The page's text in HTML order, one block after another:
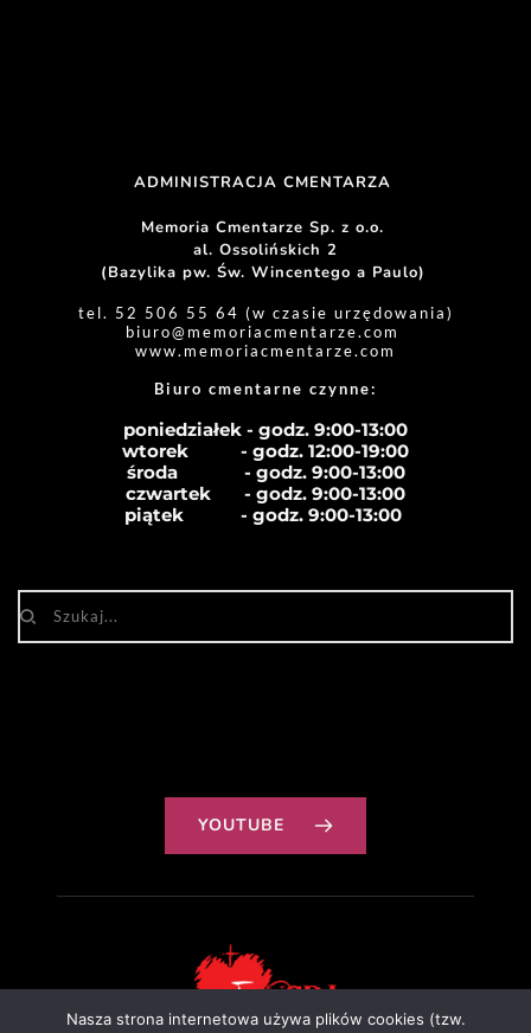
ADMINISTRACJA CMENTARZA
Memoria Cmentarze Sp. z o.o.
al. Ossolińskich 2
(Bazylika pw. Św. Wincentego a Paulo)
tel. 52 506 55 64 (w czasie urzędowania)
biuro@memoriacmentarze.com
www.memoriacmentarze.com
Biuro cmentarne czynne:
poniedziałek - godz. 9:00-13:00
wtorek           - godz. 12:00-19:00
środa              - godz. 9:00-13:00
czwartek       - godz. 9:00-13:00
piątek            - godz. 9:00-13:00
YOUTUBE
Nasza strona internetowa używa plików cookies (tzw.